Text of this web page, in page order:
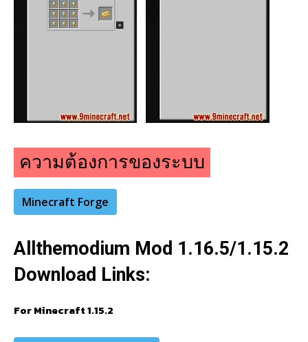
ความต้องการของระบบ
Minecraft Forge
Allthemodium Mod 1.16.5/1.15.2
Download Links:
For Minecraft 1.15.2